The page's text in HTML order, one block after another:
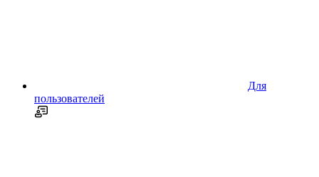
Для
пользователей